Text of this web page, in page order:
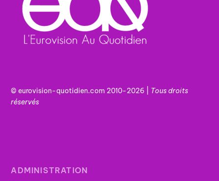
© eurovision-quotidien.com 2010-2026 | Tousdroits
réservés
ADMINISTRATION